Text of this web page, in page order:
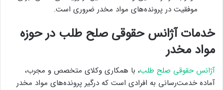
موفقیت در پرونده‌های مواد مخدر ضروری است.
خدمات آژانس حقوقی صلح طلب در حوزه
مواد مخدر
آژانس حقوقی صلح طلب، با همکاری وکلای متخصص و مجرب،
آماده خدمت‌رسانی به افرادی است که درگیر پرونده‌های مواد مخدر